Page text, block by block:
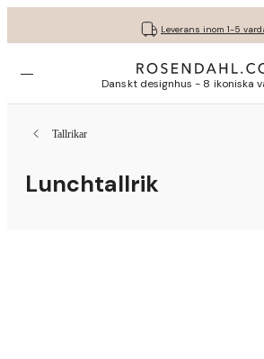
Leverans inom 1-5
Fri frakt på köp för minst
30 dagars fri retur med
Få dina presenter fint
Öppna menyn Danskt designhus - 8 ikoniska
Tallrikar
Lunchtallrik